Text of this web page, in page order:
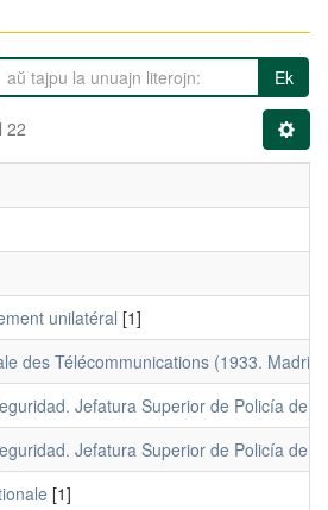
Ek
22
unilatéral [1]
des Télécommunications (1933.
Jefatura Superior de Policía de
Jefatura Superior de Policía de
[1]